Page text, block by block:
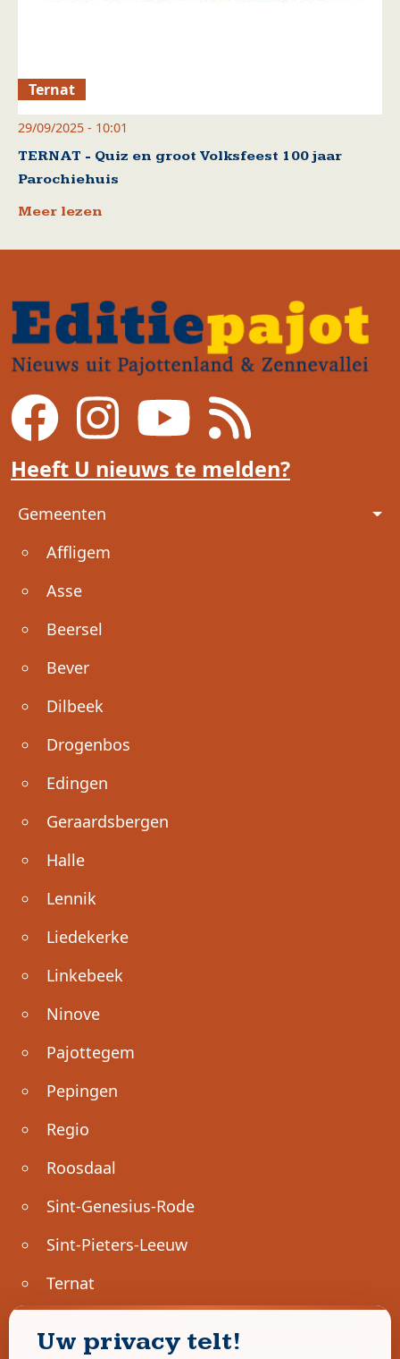
Ternat
29/09/2025 - 10:01
TERNAT - Quiz en groot Volksfeest 100 jaar
Parochiehuis
Meer lezen
Heeft U nieuws te melden?
Voet
Gemeenten
Affligem
Asse
Beersel
Bever
Dilbeek
Drogenbos
Edingen
Geraardsbergen
Halle
Lennik
Liedekerke
Linkebeek
Ninove
Pajottegem
Pepingen
Regio
Roosdaal
Sint-Genesius-Rode
Sint-Pieters-Leeuw
Ternat
Uw privacy telt!